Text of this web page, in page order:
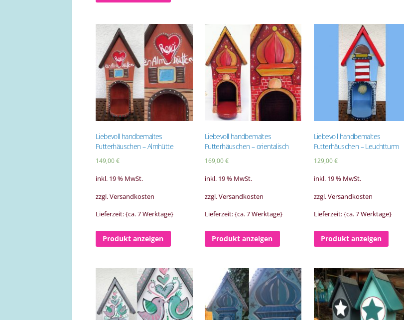
Liebevoll handbemaltes
Futterhäuschen – Almhütte
149,00€
inkl. 19 % MwSt.
zzgl. Versandkosten
Lieferzeit: {ca. 7 Werktage}
Produkt anzeigen
Liebevoll handbemaltes
Futterhäuschen – orientalisch
169,00€
inkl. 19 % MwSt.
zzgl. Versandkosten
Lieferzeit: {ca. 7 Werktage}
Produkt anzeigen
Liebevoll handbemaltes
Futterhäuschen – Leuchtturm
129,00€
inkl. 19 % MwSt.
zzgl. Versandkosten
Lieferzeit: {ca. 7 Werktage}
Produkt anzeigen